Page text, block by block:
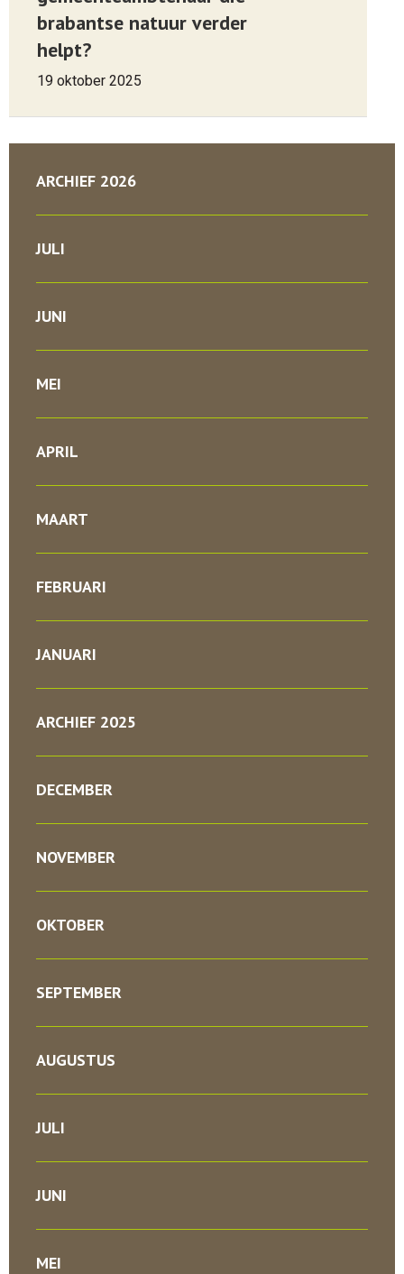
brabantse natuur verder
helpt?
19 oktober 2025
ARCHIEF 2026
JULI
JUNI
MEI
APRIL
MAART
FEBRUARI
JANUARI
ARCHIEF 2025
DECEMBER
NOVEMBER
OKTOBER
SEPTEMBER
AUGUSTUS
JULI
JUNI
MEI